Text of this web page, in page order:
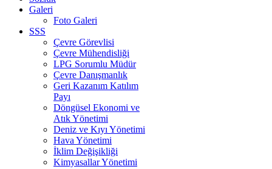
Galeri
Foto Galeri
SSS
Çevre Görevlisi
Çevre Mühendisliği
LPG Sorumlu Müdür
Çevre Danışmanlık
Geri Kazanım Katılım
Payı
Döngüsel Ekonomi ve
Atık Yönetimi
Deniz ve Kıyı Yönetimi
Hava Yönetimi
İklim Değişikliği
Kimyasallar Yönetimi